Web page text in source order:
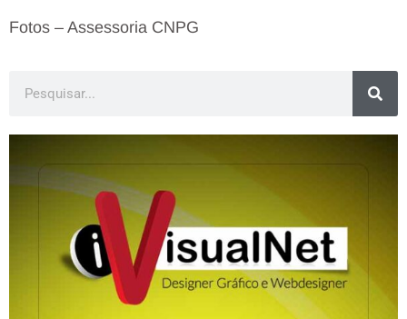
Fotos – Assessoria CNPG